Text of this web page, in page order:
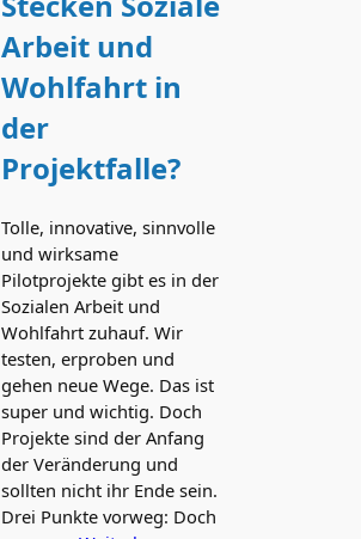
Arbeit und
Wohlfahrt in
der
Projektfalle?
Tolle, innovative, sinnvolle
und wirksame
Pilotprojekte gibt es in der
Sozialen Arbeit und
Wohlfahrt zuhauf. Wir
testen, erproben und
gehen neue Wege. Das ist
super und wichtig. Doch
Projekte sind der Anfang
der Veränderung und
sollten nicht ihr Ende sein.
Drei Punkte vorweg: Doch